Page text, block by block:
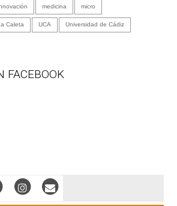
medicina micro
Caleta UCA Universidad de Cádiz
FACEBOOK